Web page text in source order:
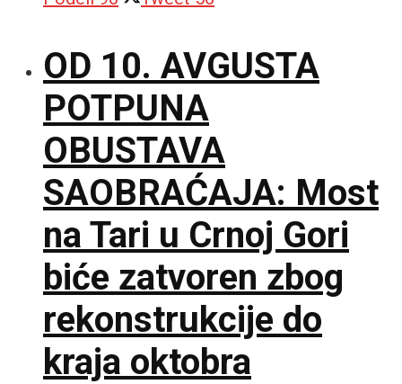
OD 10. AVGUSTA
POTPUNA
OBUSTAVA
SAOBRAĆAJA: Most
na Tari u Crnoj Gori
biće zatvoren zbog
rekonstrukcije do
kraja oktobra